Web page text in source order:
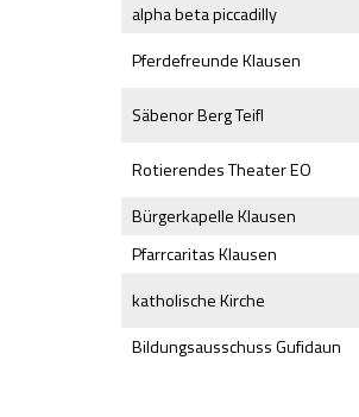
alpha beta piccadilly
Pferdefreunde Klausen
Säbenor Berg Teifl
Rotierendes Theater EO
Bürgerkapelle Klausen
Pfarrcaritas Klausen
katholische Kirche
Bildungsausschuss Gufidaun